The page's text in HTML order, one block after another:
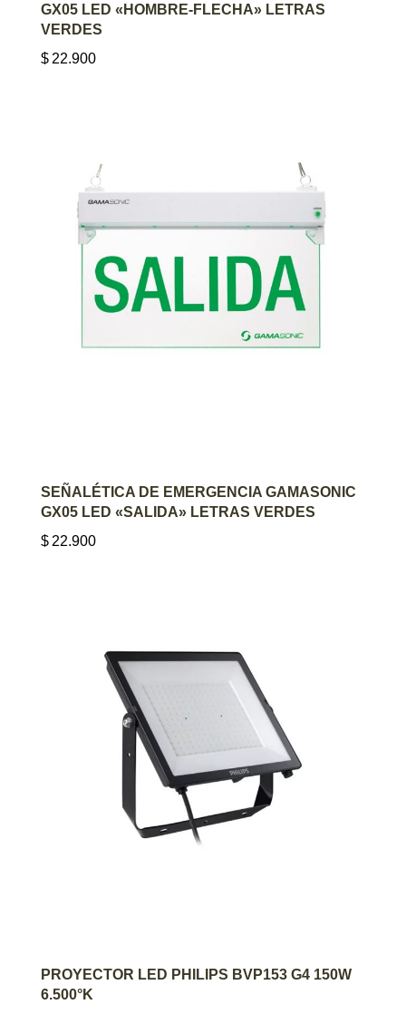
GX05 LED «HOMBRE-FLECHA» LETRAS
VERDES
$ 22.900
AGREGAR AL CARRITO
SEÑALÉTICA DE EMERGENCIA GAMASONIC
GX05 LED «SALIDA» LETRAS VERDES
$ 22.900
AGREGAR AL CARRITO
PROYECTOR LED PHILIPS BVP153 G4 150W
6.500°K